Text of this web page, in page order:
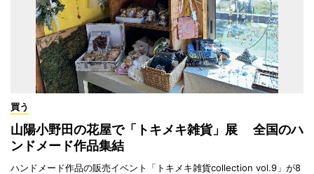
買う
山陽小野田の花屋で「トキメキ雑貨」展 全国のハ
ンドメード作品集結
ハンドメード作品の販売イベント「トキメキ雑貨collection vol.9」が8